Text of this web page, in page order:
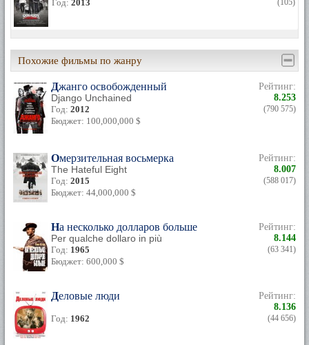
Год: 2013 (105)
Похожие фильмы по жанру
Джанго освобожденный
Django Unchained
Год: 2012
Бюджет: 100,000,000 $
Рейтинг:
8.253
(790 575)
Омерзительная восьмерка
The Hateful Eight
Год: 2015
Бюджет: 44,000,000 $
Рейтинг:
8.007
(588 017)
На несколько долларов больше
Per qualche dollaro in più
Год: 1965
Бюджет: 600,000 $
Рейтинг:
8.144
(63 341)
Деловые люди
Год: 1962
Рейтинг:
8.136
(44 656)